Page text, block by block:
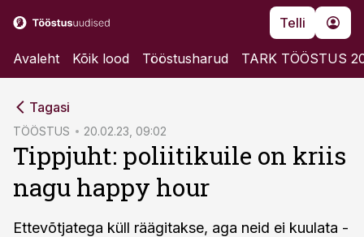
Telli
Avaleht Kõik lood Tööstusharud TARK TÖÖSTUS
Tagasi
TÖÖSTUS 20.02.23, 09:02
Tippjuht: poliitikuile on kriis
nagu happy hour
Ettevõtjatega küll räägitakse, aga neid ei kuulata -